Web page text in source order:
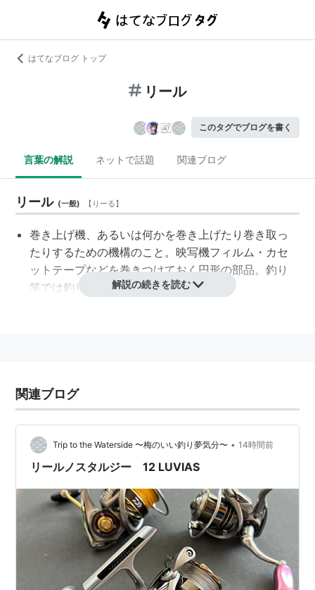
はてなブログ トップ
リール
このタグでブログを書く
言葉の解説 ネットで話題 関連ブログ
リール (一般) 【 りーる】
巻き上げ機、あるいは何かを巻き上げたり巻き取っ
たりするための機構のこと。映写機フィルム・カセ
ットテープなどを巻きつけておく円形の部品。釣り
竿では釣り糸を巻き取るための部分。
Lille
フランス北部ベルギーとの国境に接し、
ド・カレー地域圏
り、ノール県（Département du Nord） の県庁所在
地。人口約22万人で、13世紀よりフランドル伯領内の
都市として毛織物等で栄え、2004年の欧州文化首都に
選ばれた。陸軍軍人で政治家・元大統領のシャルル・
ド・ゴール
（Charles André Joseph Pierre-Marie de
Gaulle） の出生地でもある。
解説の続きを読む
関連ブログ
Trip to the Waterside 〜梅のいい釣り夢気分〜 • 14時間前
リールノスタルジー 12 LUVIAS